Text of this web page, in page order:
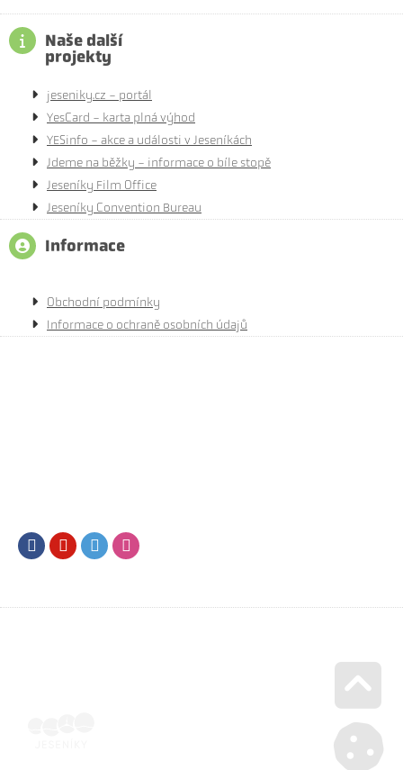
Naše další
projekty
jeseniky.cz - portál
YesCard - karta plná výhod
YESinfo - akce a události v Jeseníkách
Jdeme na běžky - informace o bíle stopě
Jeseníky Film Office
Jeseníky Convention Bureau
Informace
Obchodní podmínky
Informace o ochraně osobních údajů
FacebookYoutubeTwitter
Go